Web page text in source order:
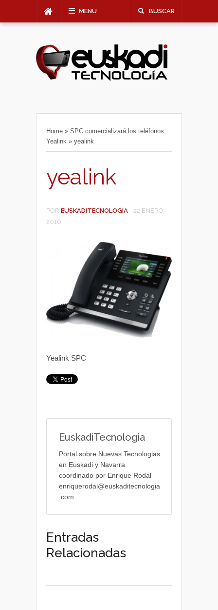
MENU BUSCAR
Home » SPC comercializará los teléfonos
Yealink » yealink
yealink
POR EUSKADITECNOLOGIA - 22 ENERO
2016
Yealink SPC
EuskadiTecnologia
Portal sobre Nuevas Tecnologias
en Euskadi y Navarra
coordinado por Enrique Rodal
enriquerodal@euskaditecnologia
.com
Entradas
Relacionadas